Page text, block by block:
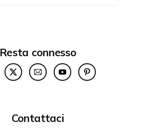
Resta connesso
Contattaci